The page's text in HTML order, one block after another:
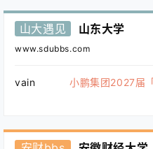
山大遇见 山东大学
www.sdubbs.com
vain 小鹏集团2027届